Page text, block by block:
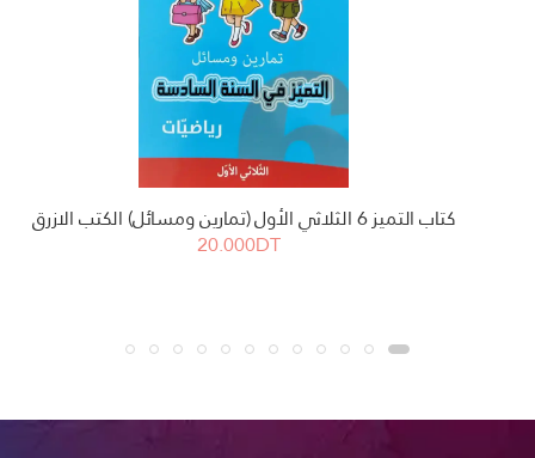
كتاب التميز 6 الثلاثي الأول (تمارين ومسائل) الكتب الازرق
20.000DT